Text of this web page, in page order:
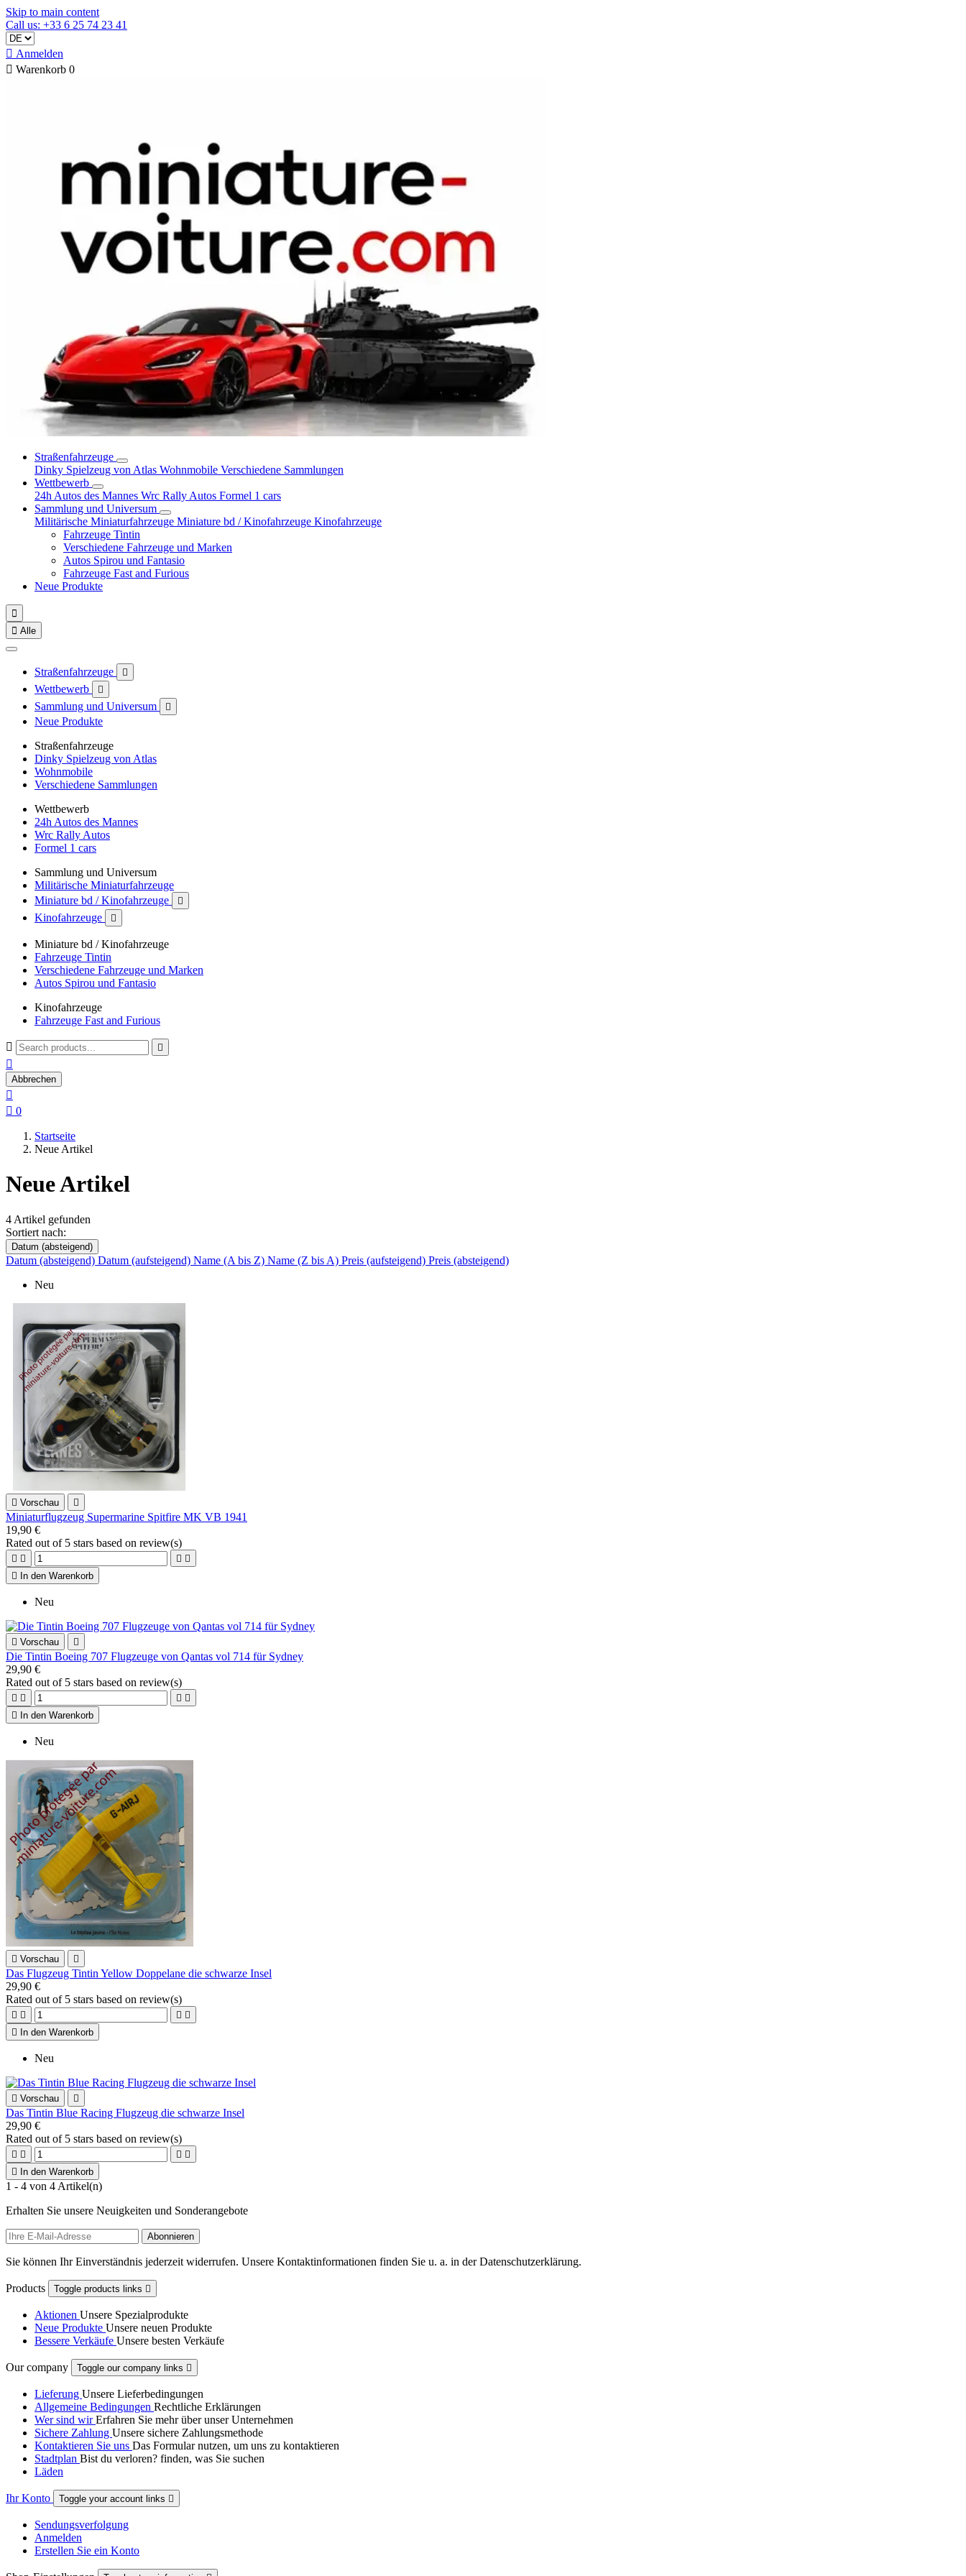
Skip to main content
Call us: +33 6 25 74 23 41
 Anmelden
 Warenkorb 0
Straßenfahrzeuge
Dinky Spielzeug von Atlas Wohnmobile Verschiedene Sammlungen
Wettbewerb
24h Autos des Mannes Wrc Rally Autos Formel 1 cars
Sammlung und Universum
Militärische Miniaturfahrzeuge Miniature bd / Kinofahrzeuge Kinofahrzeuge
Fahrzeuge Tintin
Verschiedene Fahrzeuge und Marken
Autos Spirou und Fantasio
Fahrzeuge Fast and Furious
Neue Produkte

 Alle
Straßenfahrzeuge 
Wettbewerb 
Sammlung und Universum 
Neue Produkte
Straßenfahrzeuge
Dinky Spielzeug von Atlas
Wohnmobile
Verschiedene Sammlungen
Wettbewerb
24h Autos des Mannes
Wrc Rally Autos
Formel 1 cars
Sammlung und Universum
Militärische Miniaturfahrzeuge
Miniature bd / Kinofahrzeuge

Kinofahrzeuge 
Miniature bd / Kinofahrzeuge
Fahrzeuge Tintin
Verschiedene Fahrzeuge und Marken
Autos Spirou und Fantasio
Kinofahrzeuge
Fahrzeuge Fast and Furious
 

Abbrechen

 0
Startseite
Neue Artikel
Neue Artikel
4 Artikel gefunden
Sortiert nach:
Datum (absteigend)
Datum (absteigend) Datum (aufsteigend) Name (A bis Z) Name (Z bis A) Preis (aufsteigend) Preis (absteigend)
Neu
 Vorschau 
Miniaturflugzeug Supermarine Spitfire MK VB 1941
19,90 €
Rated out of 5 stars based on review(s)
   

In den Warenkorb
Neu
 Vorschau 
Die Tintin Boeing 707 Flugzeuge von Qantas vol 714 für Sydney
29,90 €
Rated out of 5 stars based on review(s)
   

In den Warenkorb
Neu
 Vorschau 
Das Flugzeug Tintin Yellow Doppelane die schwarze Insel
29,90 €
Rated out of 5 stars based on review(s)
   

In den Warenkorb
Neu
 Vorschau 
Das Tintin Blue Racing Flugzeug die schwarze Insel
29,90 €
Rated out of 5 stars based on review(s)
   

In den Warenkorb
1 - 4 von 4 Artikel(n)
Erhalten Sie unsere Neuigkeiten und Sonderangebote
Sie können Ihr Einverständnis jederzeit widerrufen. Unsere Kontaktinformationen finden Sie u. a. in der Datenschutzerklärung.
Products Toggle products links 
Aktionen Unsere Spezialprodukte
Neue Produkte Unsere neuen Produkte
Bessere Verkäufe Unsere besten Verkäufe
Our company Toggle our company links 
Lieferung Unsere Lieferbedingungen
Allgemeine Bedingungen Rechtliche Erklärungen
Wer sind wirErfahren Sie mehr über unser Unternehmen
Sichere Zahlung Unsere sichere Zahlungsmethode
Kontaktieren Sie uns Das Formular nutzen, um uns zu kontaktieren
Stadtplan Bist du verloren? finden, was Sie suchen
Läden
Ihr Konto Toggle your account links 
Sendungsverfolgung
Anmelden
Erstellen Sie ein Konto